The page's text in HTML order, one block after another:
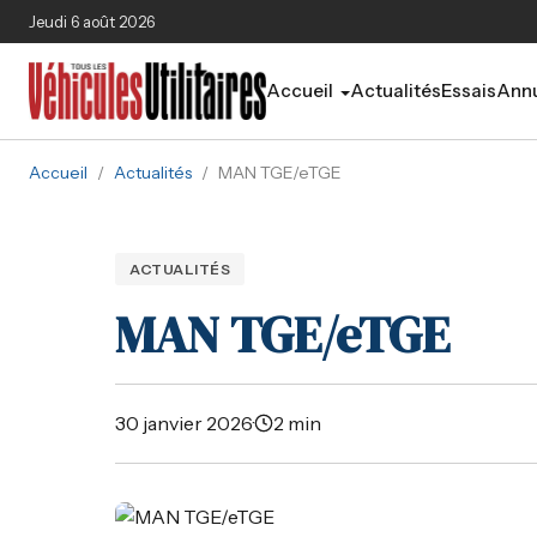
Aller au contenu principal
Jeudi 6 août 2026
Accueil ActualitésEssais
Accueil / Actualités / MAN TGE/eTGE
ACTUALITÉS
MAN TGE/eTGE
30 janvier 2026· 2 min